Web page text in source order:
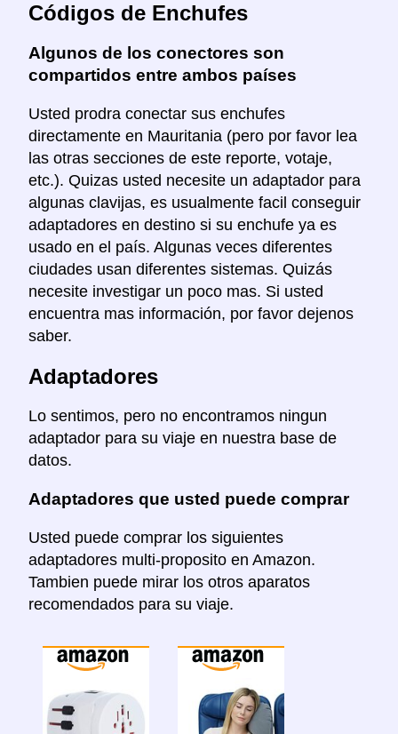
Códigos de Enchufes
Algunos de los conectores son
compartidos entre ambos países
Usted prodra conectar sus enchufes
directamente en Mauritania (pero por favor lea
las otras secciones de este reporte, votaje,
etc.). Quizas usted necesite un adaptador para
algunas clavijas, es usualmente facil conseguir
adaptadores en destino si su enchufe ya es
usado en el país. Algunas veces diferentes
ciudades usan diferentes sistemas. Quizás
necesite investigar un poco mas. Si usted
encuentra mas información, por favor dejenos
saber.
Adaptadores
Lo sentimos, pero no encontramos ningun
adaptador para su viaje en nuestra base de
datos.
Adaptadores que usted puede comprar
Usted puede comprar los siguientes
adaptadores multi-proposito en Amazon.
Tambien puede mirar los otros aparatos
recomendados para su viaje.